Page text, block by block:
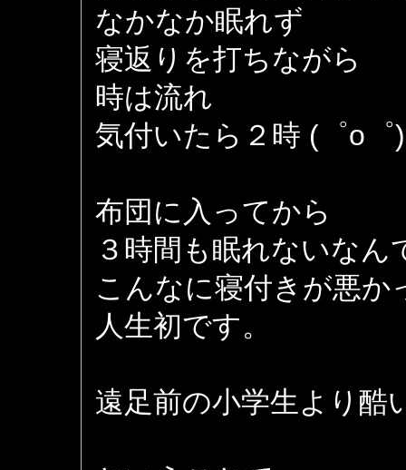
なかなか眠れず
寝返りを打ちながら
時は流れ
気付いたら２時 (゜o゜)
布団に入ってから
３時間も眠れないなん
こんなに寝付きが悪か
人生初です。
遠足前の小学生より酷